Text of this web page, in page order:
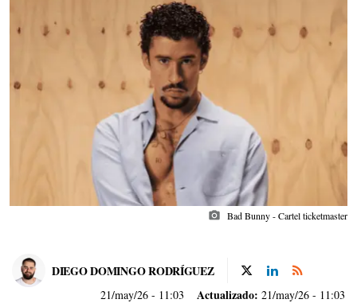
photo_camera Bad Bunny - Cartel ticketmaster
DIEGO DOMINGO RODRÍGUEZ
21/may/26 - 11:03 Actualizado: 21/may/26 - 11:03